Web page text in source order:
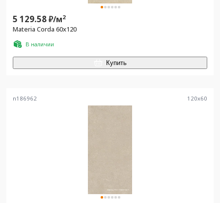
5 129.58₽/м2
Materia Corda 60x120
В наличии
Купить
n186962 120x60